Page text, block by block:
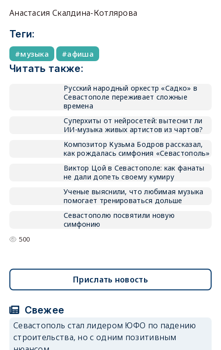
Анастасия Скалдина-Котлярова
Теги:
музыка афиша
Читать также:
Русский народный оркестр «Садко» в
Севастополе переживает сложные
времена
Суперхиты от нейросетей: вытеснит ли
ИИ-музыка живых артистов из чартов?
Композитор Кузьма Бодров рассказал,
как рождалась симфония «Севастополь»
Виктор Цой в Севастополе: как фанаты
не дали допеть своему кумиру
Ученые выяснили, что любимая музыка
помогает тренироваться дольше
Севастополю посвятили новую
симфонию
500
Прислать новость
Свежее
Севастополь стал лидером ЮФО по падению
строительства, но с одним позитивным